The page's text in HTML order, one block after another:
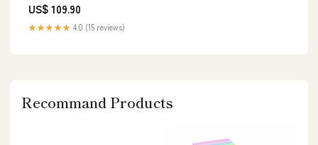
US$ 109.90
★★★★★ 4.0 (15 reviews)
Recommand Products